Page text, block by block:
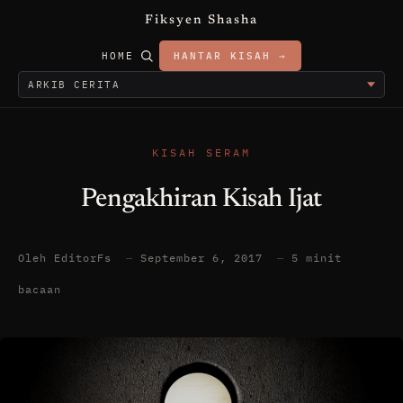
Fiksyen Shasha
HOME HANTAR KISAH →
KISAH SERAM
Pengakhiran Kisah Ijat
Oleh EditorFs — September 6, 2017 — 5 minit
bacaan